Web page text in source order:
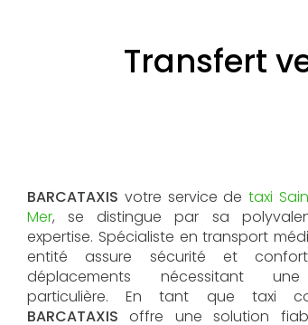
Transfert
BARCATAXIS votre service detaxi
Mer, se distingue par sa
expertise. Spécialiste en transport
entité assure sécurité et
déplacements nécessitant
particulière. En tant que taxi
BARCATAXIS offre une solution